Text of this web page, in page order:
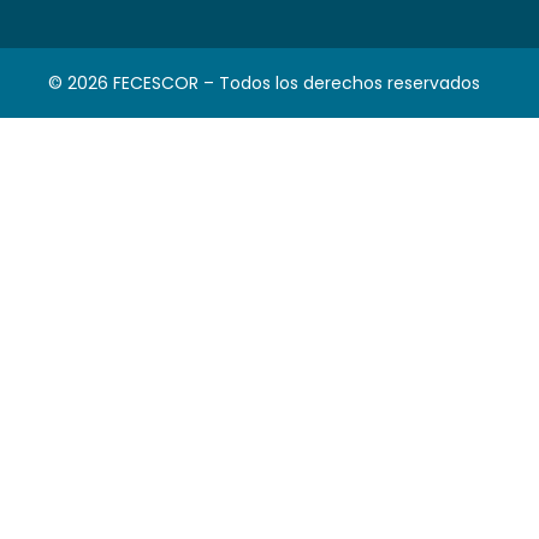
© 2026 FECESCOR – Todos los derechos reservados